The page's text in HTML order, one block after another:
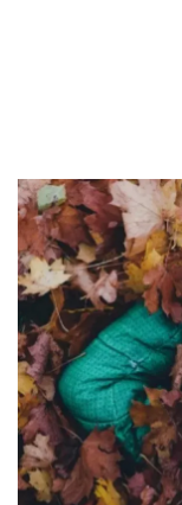
Exchange
Asuransi
Asuransi
Asuransi
Asuransi
Kesehatan